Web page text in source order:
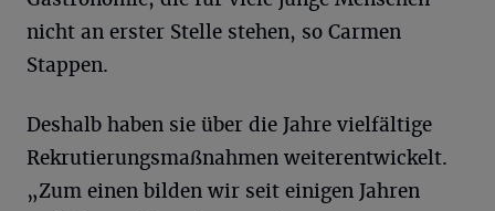
nicht an erster Stelle stehen, so Carmen
Stappen.
Deshalb haben sie über die Jahre vielfältige
Rekrutierungsmaßnahmen weiterentwickelt.
„Zum einen bilden wir seit einigen Jahren